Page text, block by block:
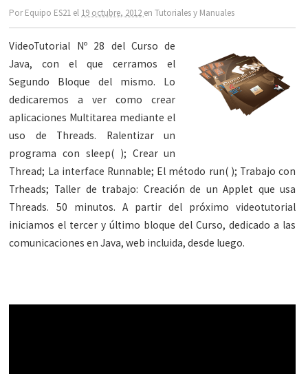
PorEquipo ES21 el 19 octubre, 2012 enTutoriales y Manuales
VideoTutorial Nº 28 del Curso de
Java, con el que cerramos el
Segundo Bloque del mismo. Lo
dedicaremos a ver como crear
aplicaciones Multitarea mediante el
uso de Threads. Ralentizar un
programa con sleep( ); Crear un
Thread; La interface Runnable; El método run( ); Trabajo con
Trheads; Taller de trabajo: Creación de un Applet que usa
Threads. 50 minutos. A partir del próximo videotutorial
iniciamos el tercer y último bloque del Curso, dedicado a las
comunicaciones en Java, web incluida, desde luego.